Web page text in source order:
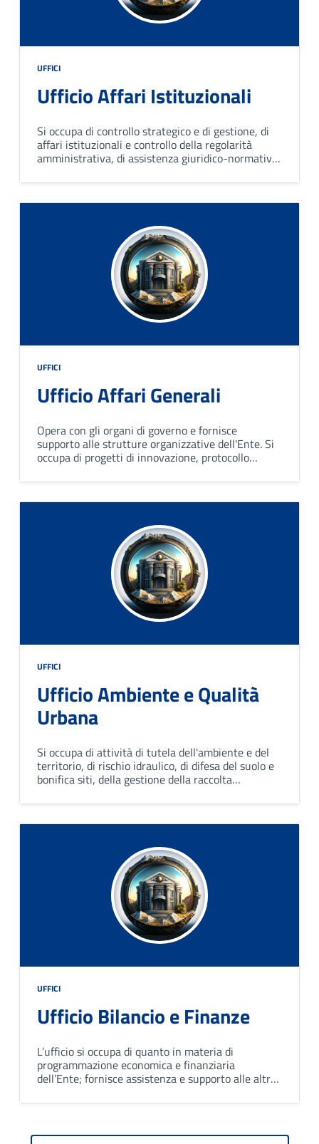
UFFICI
Ufficio Affari Istituzionali
Si occupa di controllo strategico e di gestione, di
affari istituzionali e controllo della regolarità
amministrativa, di assistenza giuridico-normativa,
sulenziali e di prevenzione della corruzione.
UFFICI
Ufficio Affari Generali
Opera con gli organi di governo e fornisce
supporto alle strutture organizzative dell'Ente. Si
occupa di progetti di innovazione, protocollo
registro degli atti notificati giudizialmente.
UFFICI
Ufficio Ambiente e Qualità
Urbana
Si occupa di attività di tutela dell'ambiente e del
territorio, di rischio idraulico, di difesa del suolo e
bonifica siti, della gestione della raccolta
apposizione toponomastiche e numerazione civica.
UFFICI
Ufficio Bilancio e Finanze
L’ufficio si occupa di quanto in materia di
programmazione economica e finanziaria
dell’Ente; fornisce assistenza e supporto alle altre
stanziamenti assegnati.